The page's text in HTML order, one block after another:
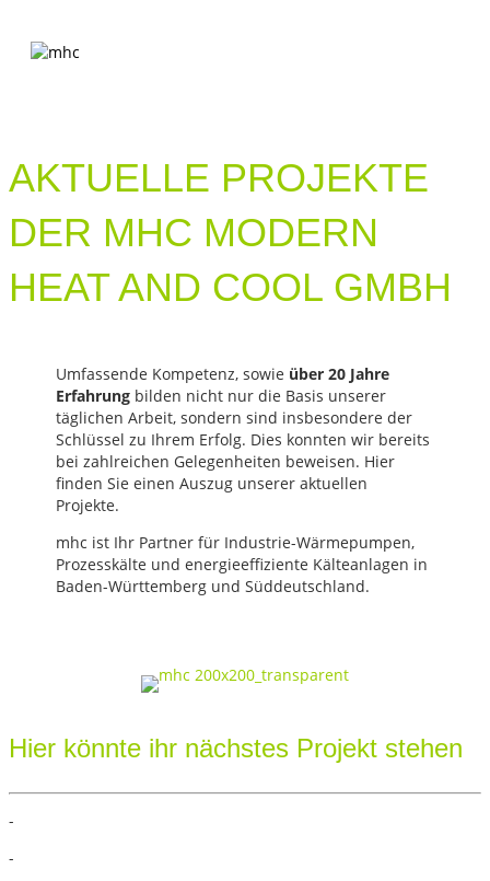
AKTUELLE PROJEKTE
DER MHC MODERN
HEAT AND COOL GMBH
Umfassende Kompetenz, sowie über 20 Jahre
Erfahrung bilden nicht nur die Basis unserer
täglichen Arbeit, sondern sind insbesondere der
Schlüssel zu Ihrem Erfolg. Dies konnten wir bereits
bei zahlreichen Gelegenheiten beweisen. Hier
finden Sie einen Auszug unserer aktuellen
Projekte.
mhc ist Ihr Partner für Industrie-Wärmepumpen,
Prozesskälte und energieeffiziente Kälteanlagen in
Baden-Württemberg und Süddeutschland.
Hier könnte ihr nächstes Projekt stehen
-
-